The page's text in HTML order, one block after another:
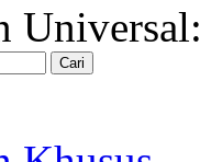
Universal: